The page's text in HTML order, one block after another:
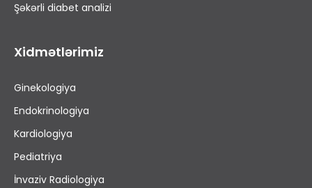
Şəkərli diabet analizi
Xidmətlərimiz
Ginekologiya
Endokrinologiya
Kardiologiya
Pediatriya
İnvaziv Radiologiya